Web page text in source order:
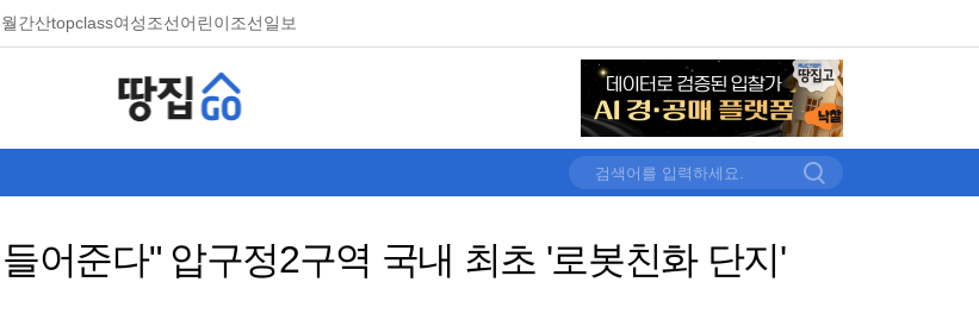
월간산topclass여성조선어린이조선일보
어준다" 압구정2구역 국내 최초 '로봇친화 단지'